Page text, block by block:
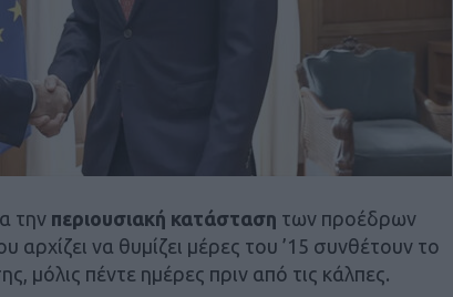
την περιουσιακή κατάσταση των προέδρων
να θυμίζει μέρες του ’15 συνθέτουν το
μόλις πέντε ημέρες πριν από τις κάλπες.